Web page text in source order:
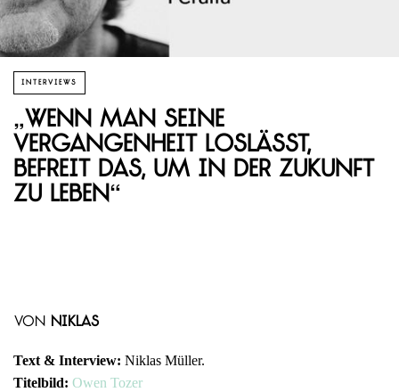
INTERVIEWS
„Wenn man seine
Vergangenheit loslässt,
befreit das, um in der Zukunft
zu leben“
von Niklas
Text & Interview: Niklas Müller.
Titelbild: Owen Tozer